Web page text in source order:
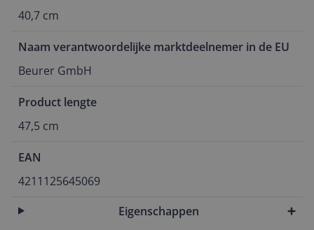
40,7 cm
Naam verantwoordelijke marktdeelnemer in de EU
Beurer GmbH
Product lengte
47,5 cm
EAN
4211125645069
Eigenschappen